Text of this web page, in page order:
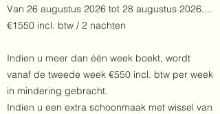
Van 26 augustus 2026 tot 28 augustus 2026....
€1550 incl. btw / 2 nachten
Indien u meer dan één week boekt, wordt
vanaf de tweede week €550 incl. btw per week
in mindering gebracht.
Indien u een extra schoonmaak met wissel van